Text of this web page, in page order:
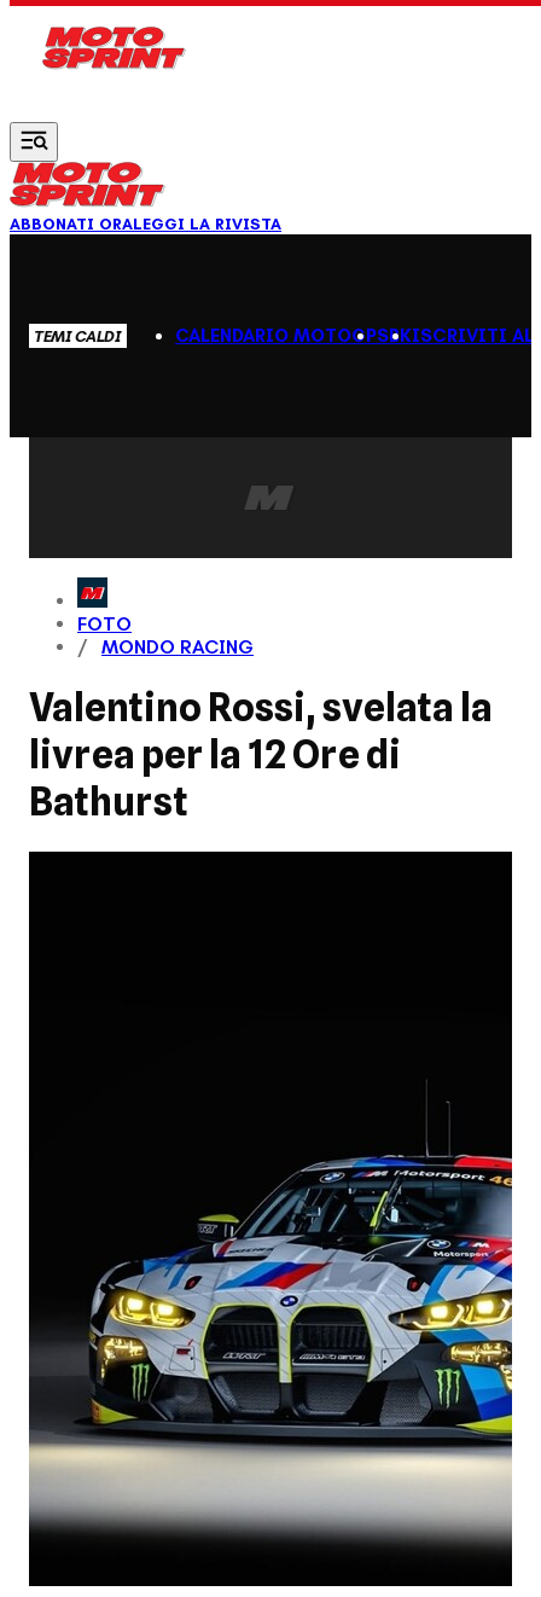
ABBONATI ORALEGGI LA RIVISTA
TEMI CALDI CALENDARIO MOTOGPSBKISCRIVITI AL
FOTO
MONDO RACING
Valentino Rossi, svelata la
livrea per la 12 Ore di
Bathurst